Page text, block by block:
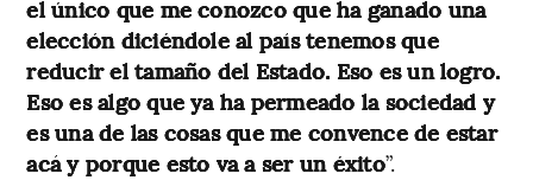
el único que me conozco que ha ganado una
elección diciéndole al país tenemos que
reducir el tamaño del Estado. Eso es un logro.
Eso es algo que ya ha permeado la sociedad y
es una de las cosas que me convence de estar
acá y porque esto va a ser un éxito”.